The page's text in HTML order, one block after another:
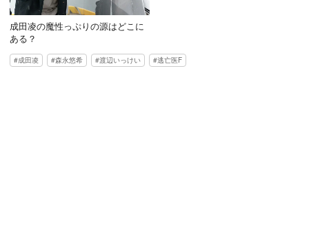
成田凌の魔性っぷりの源はどこに
ある？
成田凌 森永悠希 渡辺いっけい 逃亡医F